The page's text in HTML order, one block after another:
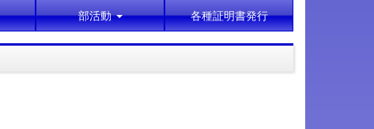
部活動 各種証明書発行